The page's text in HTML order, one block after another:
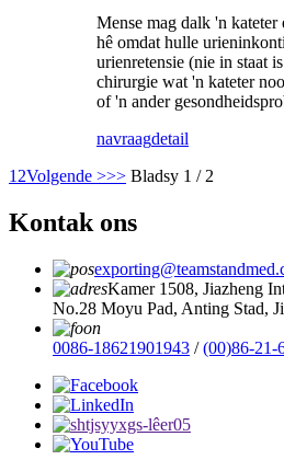
Mense mag dalk 'n kateter
hê omdat hulle
urienretensie (nie in staat
chirurgie wat 'n kateter
of 'n ander
navraagdetail
1 2Volgende >>> Bladsy 1 / 2
Kontak ons
Kamer 1508, Jiazheng
No.28 Moyu Pad, Anting Stad,
0086-18621901943 /(00)86-21-